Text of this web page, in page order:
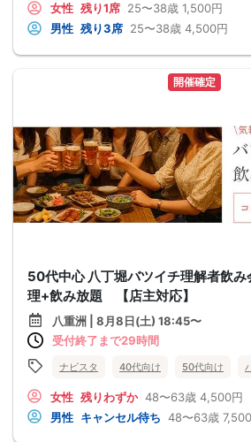
女性 残り1席 25〜38歳 1,500円
男性 残り3席 25〜38歳 4,500円
開催確定
50代中心 八丁堀バツイチ理解者飲
理+飲み放題 【店主対応】
八重洲 | 8月8日(土) 18:45〜
受付終了まで29時間
ナビスタ 40代向け 50代向け
女性 残りわずか 48〜63歳 4,500円
男性 キャンセル待ち 48〜63歳